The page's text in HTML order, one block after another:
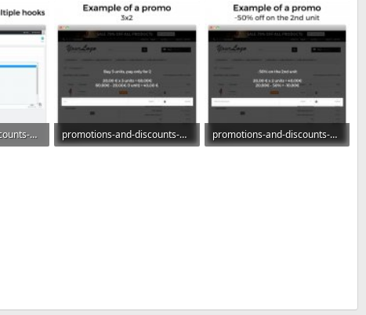
promotions-and-discounts-3x2-sales-offers-packs_004.jpg
promotions-and-discounts-3x2-sales-offers-packs_005.jpg
promotions-and-discounts-3x2-sales-offers-packs_006.jpg